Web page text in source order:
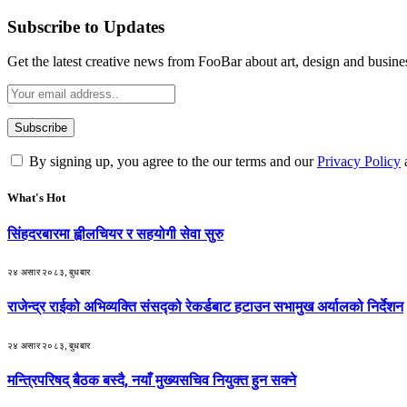
Subscribe to Updates
Get the latest creative news from FooBar about art, design and
By signing up, you agree to the our terms and ourPrivacy Policy
What's Hot
सिंहदरबारमा ह्वीलचियर र सहयोगी सेवा सुरु
२४ असार २०८३, बुधबार
राजेन्द्र राईको अभिव्यक्ति संसद्को रेकर्डबाट हटाउन सभामुख अर्यालको निर्देशन
२४ असार २०८३, बुधबार
मन्त्रिपरिषद् बैठक बस्दै, नयाँ मुख्यसचिव नियुक्त हुन सक्ने